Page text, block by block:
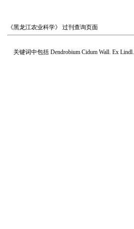
《黑龙江农业科学》 过刊查询页面
关键词中包括 Dendrobium Cidum Wall. Ex Lindl.